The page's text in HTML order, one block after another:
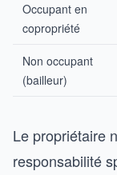
Occupant en
copropriété
Non occupant
(bailleur)
Le propriétaire
responsabilité